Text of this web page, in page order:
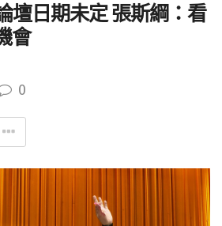
壇日期未定 張斯綱：看
會
0